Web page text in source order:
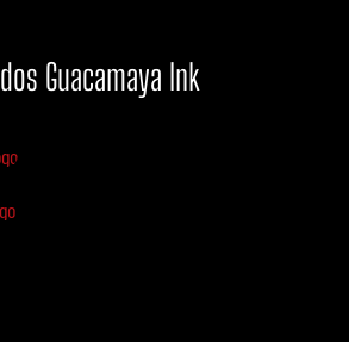
Guacamaya Ink